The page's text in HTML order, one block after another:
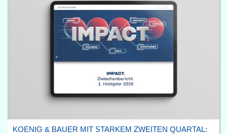
KOENIG & BAUER MIT STARKEM ZWEITEN QUARTAL: